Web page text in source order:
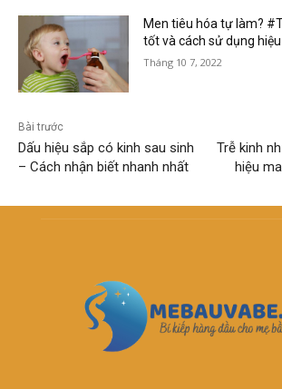
Men tiêu hóa tự làm?
tốt và cách sử dụng
Tháng 10 7, 2022
Bài trước
Dấu hiệu sắp có kinh sau sinh
– Cách nhận biết nhanh nhất
Trễ kinh
hiệu